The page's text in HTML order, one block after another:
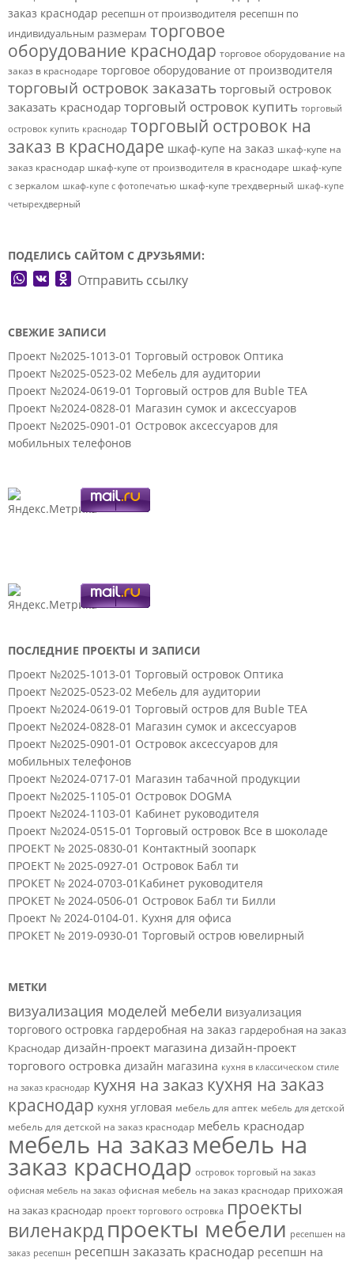
заказ краснодар ресепшн от производителя ресепшн по
индивидуальным размерам торговое
оборудование краснодар торговое оборудование на
заказ в краснодаре торговое оборудование от производителя
торговый островок заказать торговый островок
заказать краснодар торговый островок купить торговый
островок купить краснодар торговый островок на
заказ в краснодаре шкаф-купе на заказ шкаф-купе на
заказ краснодар шкаф-купе от производителя в краснодаре шкаф-купе
с зеркалом шкаф-купе с фотопечатью шкаф-купе трехдверный шкаф-купе
четырехдверный
ПОДЕЛИСЬ САЙТОМ С ДРУЗЬЯМИ:
WhatsApp
VK Odnoklassniki
Отправить ссылку
СВЕЖИЕ ЗАПИСИ
Проект №2025-1013-01 Торговый островок Оптика
Проект №2025-0523-02 Мебель для аудитории
Проект №2024-0619-01 Торговый остров для Buble TEA
Проект №2024-0828-01 Магазин сумок и аксессуаров
Проект №2025-0901-01 Островок аксессуаров для
мобильных телефонов
ПОСЛЕДНИЕ ПРОЕКТЫ И ЗАПИСИ
Проект №2025-1013-01 Торговый островок Оптика
Проект №2025-0523-02 Мебель для аудитории
Проект №2024-0619-01 Торговый остров для Buble TEA
Проект №2024-0828-01 Магазин сумок и аксессуаров
Проект №2025-0901-01 Островок аксессуаров для
мобильных телефонов
Проект №2024-0717-01 Магазин табачной продукции
Проект №2025-1105-01 Островок DOGMA
Проект №2024-1103-01 Кабинет руководителя
Проект №2024-0515-01 Торговый островок Все в шоколаде
ПРОЕКТ № 2025-0830-01 Контактный зоопарк
ПРОЕКТ № 2025-0927-01 Островок Бабл ти
ПРОКЕТ № 2024-0703-01Кабинет руководителя
ПРОКЕТ № 2024-0506-01 Островок Бабл ти Билли
Проект № 2024-0104-01. Кухня для офиса
ПРОКЕТ № 2019-0930-01 Торговый остров ювелирный
МЕТКИ
визуализация моделей мебели визуализация
торгового островка гардеробная на заказ гардеробная на заказ
Краснодар дизайн-проект магазина дизайн-проект
торгового островка дизайн магазина кухня в классическом стиле
на заказ краснодар кухня на заказ кухня на заказ
краснодар кухня угловая мебель для аптек мебель для детской
мебель для детской на заказ краснодар мебель краснодар
мебель на заказмебель на
заказ краснодар островок торговый на заказ
офисная мебель на заказ офисная мебель на заказ краснодар прихожая
на заказ краснодар проект торгового островка проекты
виленакрдпроекты мебели ресепшен на
заказ ресепшн ресепшн заказать краснодар ресепшн на